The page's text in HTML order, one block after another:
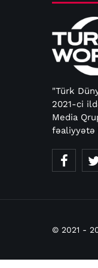
"Türk
2021-ci
Media
fəaliyyətə
© 2021 -